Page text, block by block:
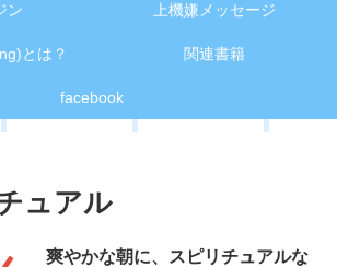
ン 上機嫌メッセージ
とは？ 関連書籍
facebook
ュアル
爽やかな朝に、スピリチュアルな